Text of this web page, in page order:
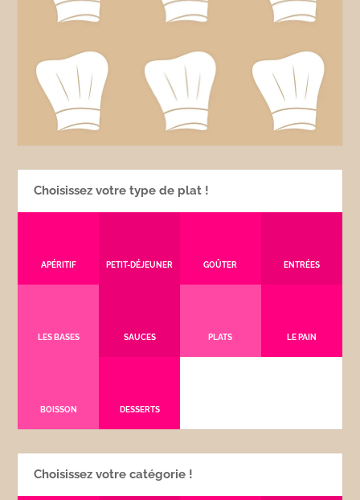
Choisissez votre type de plat !
APÉRITIF PETIT-DÉJEUNER GOÛTER ENTRÉES
LES BASES SAUCES PLATS LE PAIN
BOISSON DESSERTS
Choisissez votre catégorie !